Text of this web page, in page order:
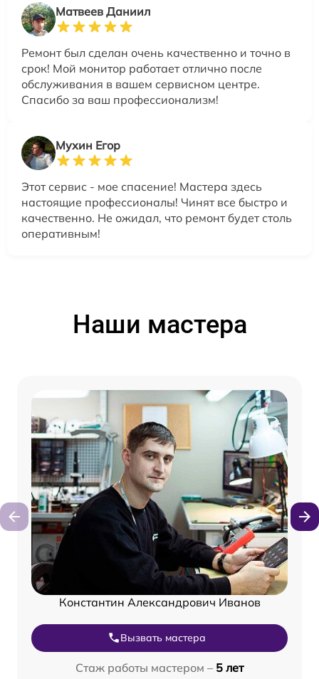
Матвеев Даниил
Ремонт был сделан очень качественно и точно в
срок! Мой монитор работает отлично после
обслуживания в вашем сервисном центре.
Спасибо за ваш профессионализм!
Мухин Егор
Этот сервис - мое спасение! Мастера здесь
настоящие профессионалы! Чинят все быстро и
качественно. Не ожидал, что ремонт будет столь
оперативным!
Наши мастера
Константин Александрович Иванов
Вызвать мастера
Стаж работы мастером – 5 лет